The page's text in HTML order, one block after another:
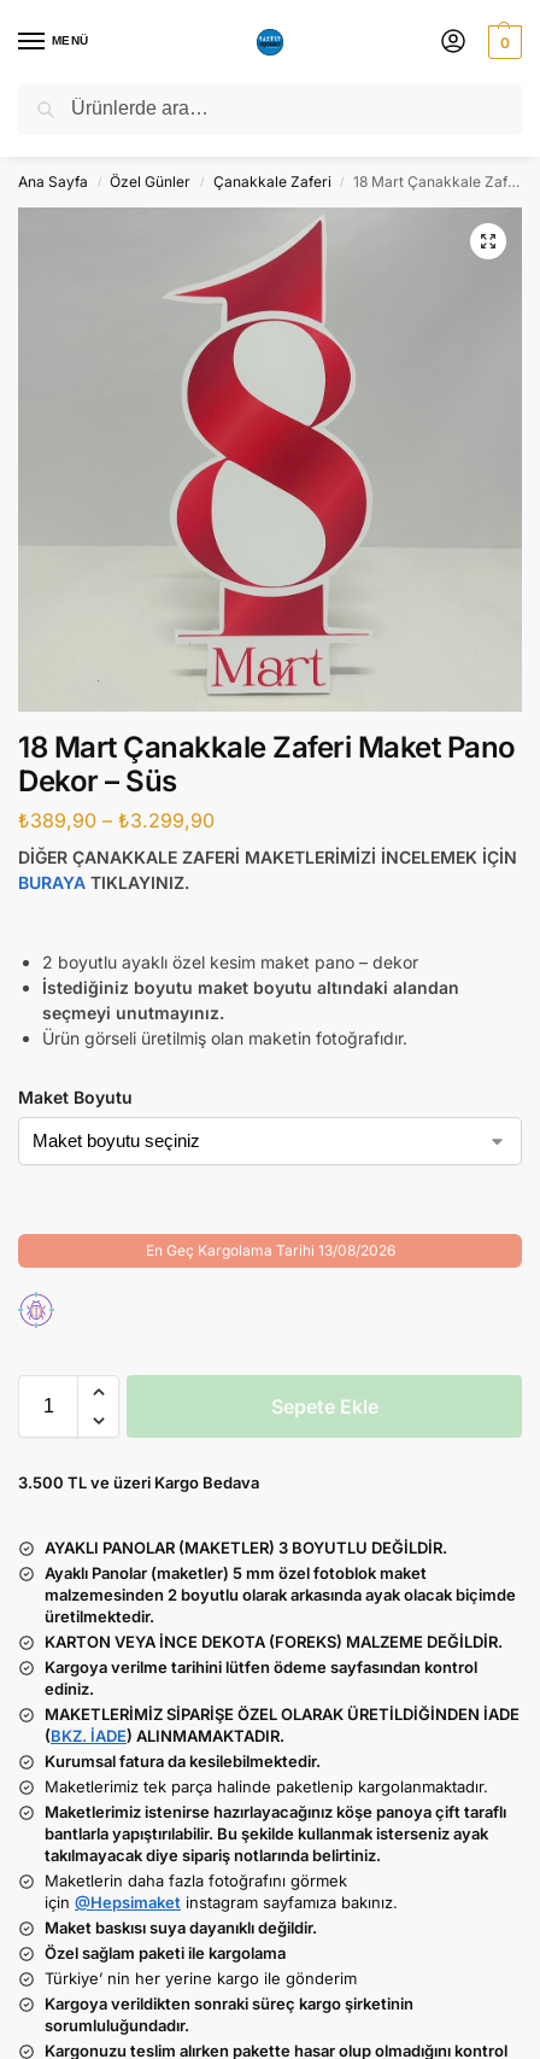
MENÜ 0
NATO ZİRVESİ NEDENİYLE 06-10 TEMMUZ TARİHLERİ ARASINDA
Ana Sayfa / Özel Günler / Çanakkale Zaferi / 18 Mart Çanakkale Zaferi Maket Pano Dekor – Süs
18 Mart Çanakkale Zaferi Maket Pano
Dekor – Süs
₺389,90 – ₺3.299,90
DİĞER ÇANAKKALE ZAFERİ MAKETLERİMİZİ İNCELEMEK İÇİN
BURAYA TIKLAYINIZ.
2 boyutlu ayaklı özel kesim maket pano – dekor
İstediğiniz boyutu maket boyutu altındaki alandan
seçmeyi unutmayınız.
Ürün görseli üretilmiş olan maketin fotoğrafıdır.
Maket Boyutu
En Geç Kargolama Tarihi 13/08/2026
Sepete Ekle
3.500 TL ve üzeri Kargo Bedava
AYAKLI PANOLAR (MAKETLER) 3 BOYUTLU DEĞİLDİR.
Ayaklı Panolar (maketler) 5 mm özel fotoblok maket
malzemesinden 2 boyutlu olarak arkasında ayak olacak biçimde
üretilmektedir.
KARTON VEYA İNCE DEKOTA (FOREKS) MALZEME DEĞİLDİR.
Kargoya verilme tarihini lütfen ödeme sayfasından kontrol
ediniz.
MAKETLERİMİZ SİPARİŞE ÖZEL OLARAK ÜRETİLDİĞİNDEN İADE
(BKZ. İADE) ALINMAMAKTADIR.
Kurumsal fatura da kesilebilmektedir.
Maketlerimiz tek parça halinde paketlenip kargolanmaktadır.
Maketlerimiz istenirse hazırlayacağınız köşe panoya çift taraflı
bantlarla yapıştırılabilir. Bu şekilde kullanmak isterseniz ayak
takılmayacak diye sipariş notlarında belirtiniz.
Maketlerin daha fazla fotoğrafını görmek
için @Hepsimaket instagram sayfamıza bakınız.
Maket baskısı suya dayanıklı değildir.
Özel sağlam paketi ile kargolama
Türkiye’ nin her yerine kargo ile gönderim
Kargoya verildikten sonraki süreç kargo şirketinin
sorumluluğundadır.
Kargonuzu teslim alırken pakette hasar olup olmadığını kontrol